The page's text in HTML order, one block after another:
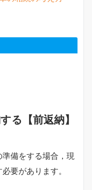
る【前返納】
備をする場合，現
要があります。